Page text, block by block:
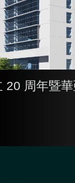
20 周年暨